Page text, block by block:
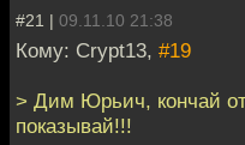
#21 | 09.11.10 21:38
Кому: Crypt13, #19
> Дим Юрьич, кончай
показывай!!!